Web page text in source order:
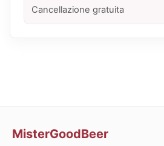
Cancellazione gratuita
MisterGoodBeer